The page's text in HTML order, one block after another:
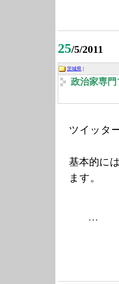
25/5/2011
茨城県 |
政治家専
ツイッタ
基本的に
ます。
…